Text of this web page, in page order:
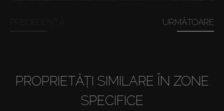
URMĂTOARE
PROPRIETĂȚI SIMILARE ÎN ZONE
SPECIFICE